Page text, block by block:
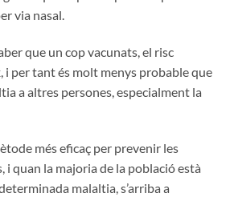
via nasal.
que un cop vacunats, el risc
i per tant és molt menys probable que
a altres persones, especialment la
més eficaç per prevenir les
i quan la majoria de la població està
malaltia, s’arriba a